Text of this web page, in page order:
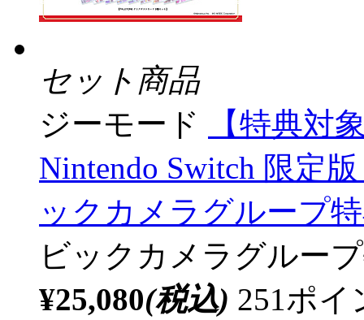
セット商品
ジーモード
【特典対
Nintendo Switch 限定
ックカメラグループ
ビックカメラグルー
¥25,080(税込) 251ポ